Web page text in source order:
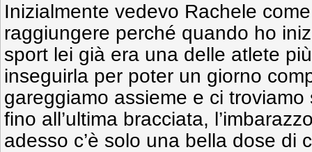
Inizialmente vedevo Rachele
raggiungere perché quando ho
sport lei già era una delle atlete
inseguirla per poter un giorno
gareggiamo assieme e ci
fino all’ultima bracciata,
adesso c’è solo una bella dose di